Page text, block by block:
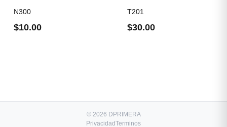
N300
$10.00
T201
$30.00
© 2026 DPRIMERA
PrivacidadTerminos